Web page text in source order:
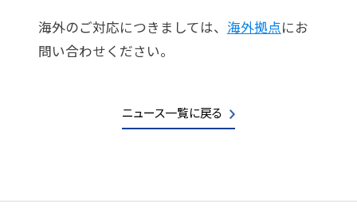
海外のご対応につきましては、 海外拠点にお
問い合わせください。
ニュース一覧に戻る